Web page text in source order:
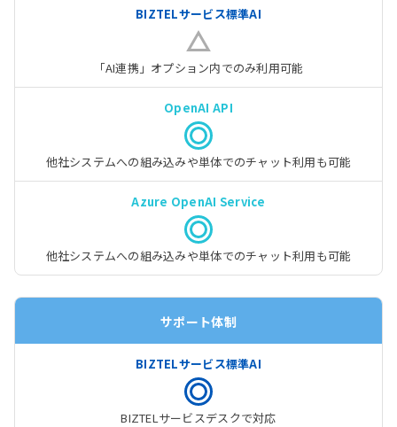
「AI連携」オプション内でのみ利用可能
他社システムへの組み込みや単体でのチャット利用も可能
他社システムへの組み込みや単体でのチャット利用も可能
サポート体制
BIZTELサービスデスクで対応